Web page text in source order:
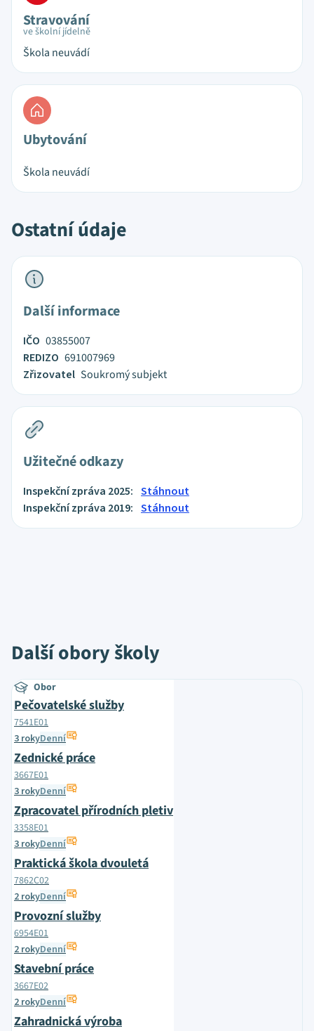
Stravování
ve školní jídelně
Škola neuvádí
Ubytování
Škola neuvádí
Ostatní údaje
Další informace
IČO 03855007
REDIZO 691007969
Zřizovatel Soukromý subjekt
Užitečné odkazy
Inspekční zpráva 2025: Stáhnout
Inspekční zpráva 2019: Stáhnout
Další obory školy
Obor
Pečovatelské služby
7541E01
3 rokyDenní
Zednické práce
3667E01
3 rokyDenní
Zpracovatel přírodních pletiv
3358E01
3 rokyDenní
Praktická škola dvouletá
7862C02
2 rokyDenní
Provozní služby
6954E01
2 rokyDenní
Stavební práce
3667E02
2 rokyDenní
Zahradnická výroba